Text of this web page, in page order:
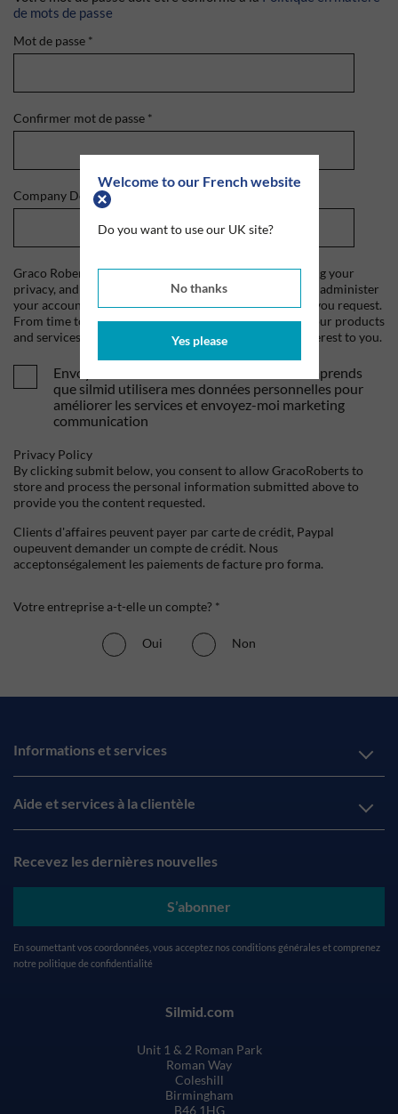
Welcome to our French website
Do you want to use our UK site?
No thanks
Yes please
de mots de passe
Mot de passe *
Confirmer mot de passe *
Company Domain
Graco Roberts is committed to protecting and respecting your
privacy, and we'll only use your personal information to administer
your account and to provide the products and services you request.
From time to time, we would like to contact you about our products
and services, as well as other content that may be of interest to you.
Envoyez-moi vos offres et actualités. Je comprends
que silmid utilisera mes données personnelles pour
améliorer les services et envoyez-moi marketing
communication
Privacy Policy
By clicking submit below, you consent to allow GracoRoberts to
store and process the personal information submitted above to
provide you the content requested.
Clients d'affaires peuvent payer par carte de crédit, Paypal
oupeuvent demander un compte de crédit. Nous
acceptonségalement les paiements de facture pro forma.
Votre entreprise a-t-elle un compte? *
Oui Non
Informations et services
Aide et services à la clientèle
Recevez les dernières nouvelles
S’abonner
En soumettant vos coordonnées, vous acceptez nos conditions générales et comprenez
notre politique de confidentialité
Silmid.com
Unit 1 & 2 Roman Park
Roman Way
Coleshill
Birmingham
B46 1HG